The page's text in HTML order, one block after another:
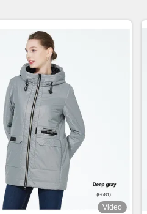
Video